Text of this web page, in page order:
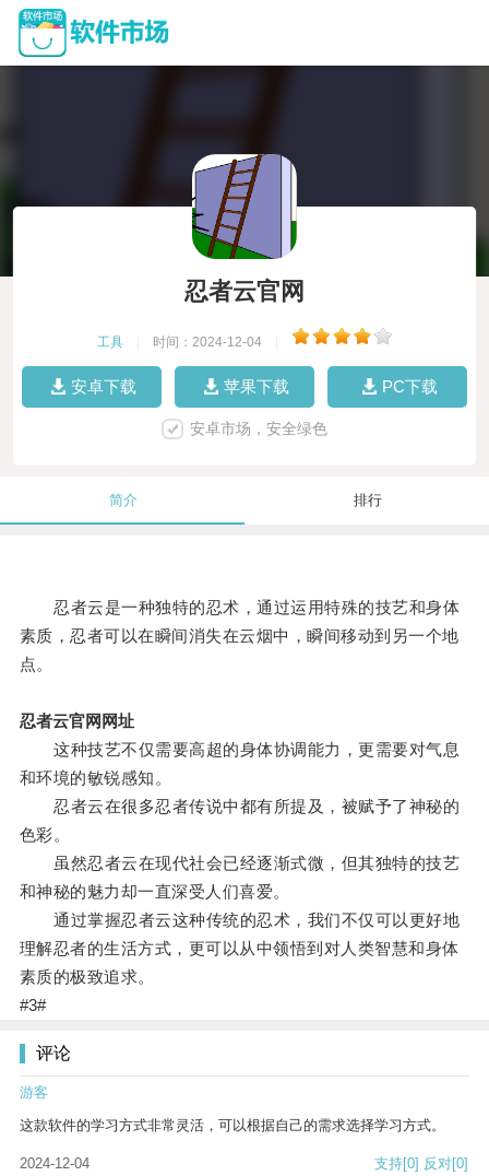
忍者云官网
工具 时间：2024-12-04
安卓下载 苹果下载 PC下载
安卓市场，安全绿色
简介 排行
忍者云是一种独特的忍术，通过运用特殊的技艺和身体
素质，忍者可以在瞬间消失在云烟中，瞬间移动到另一个地
点。
忍者云官网网址
这种技艺不仅需要高超的身体协调能力，更需要对气息
和环境的敏锐感知。
忍者云在很多忍者传说中都有所提及，被赋予了神秘的
色彩。
虽然忍者云在现代社会已经逐渐式微，但其独特的技艺
和神秘的魅力却一直深受人们喜爱。
通过掌握忍者云这种传统的忍术，我们不仅可以更好地
理解忍者的生活方式，更可以从中领悟到对人类智慧和身体
素质的极致追求。
#3#
评论
游客
这款软件的学习方式非常灵活，可以根据自己的需求选择学习方式。
2024-12-04 支持[0] 反对[0]